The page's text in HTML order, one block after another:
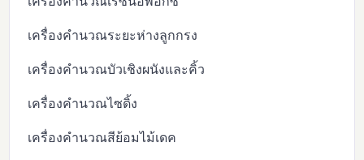
เครื่องคำนวณระยะห่างลูกกรง
เครื่องคำนวณบัวเชิงผนังและคิ้ว
เครื่องคำนวณไซดิ้ง
เครื่องคำนวณสีย้อมไม้เดค